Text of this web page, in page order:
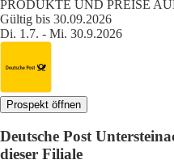
PRODUKTE UND PREISE
Gültig bis 30.09.2026
Di. 1.7. - Mi. 30.9.2026
Prospekt öffnen
Deutsche Post
dieser Filiale